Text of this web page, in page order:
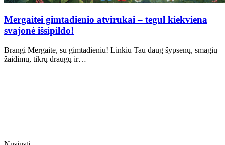
Mergaitei gimtadienio atvirukai – tegul kiekviena
svajonė išsipildo!
Brangi Mergaite, su gimtadieniu! Linkiu Tau daug šypsenų, smagių
žaidimų, tikrų draugų ir…